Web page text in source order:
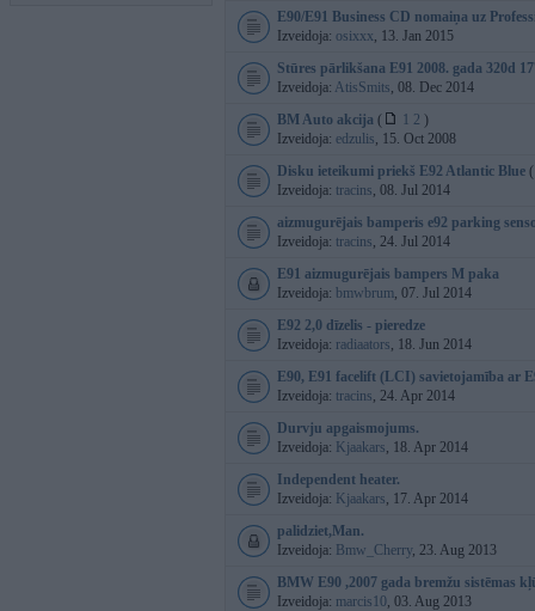
E90/E91 Business CD nomaiņa uz
Izveidoja: osixxx, 13. Jan 2015
Stūres pārlikšana E91 2008. gada 320d
Izveidoja: AtisSmits, 08. Dec 2014
BM Auto akcija ( 1 2 )
Izveidoja: edzulis, 15. Oct 2008
Disku ieteikumi priekš E92 Atlantic Blue (
Izveidoja: tracins, 08. Jul 2014
aizmugurējais bamperis e92 parking
Izveidoja: tracins, 24. Jul 2014
E91 aizmugurējais bampers M paka
Izveidoja: bmwbrum, 07. Jul 2014
E92 2,0 dīzelis - pieredze
Izveidoja: radiaators, 18. Jun 2014
E90, E91 facelift (LCI) savietojamība ar
Izveidoja: tracins, 24. Apr 2014
Durvju apgaismojums.
Izveidoja: Kjaakars, 18. Apr 2014
Independent heater.
Izveidoja: Kjaakars, 17. Apr 2014
palidziet,Man.
Izveidoja: Bmw_Cherry, 23. Aug 2013
BMW E90 ,2007 gada bremžu sistēmas
Izveidoja: marcis10, 03. Aug 2013